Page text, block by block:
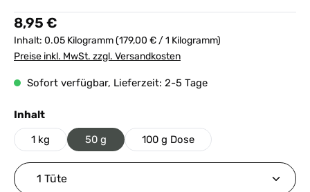
Regulärer Preis:
8,95 €
Inhalt: 0.05 Kilogramm(179,00 € / 1 Kilogramm)
Preise inkl. MwSt. zzgl. Versandkosten
Sofort verfügbar, Lieferzeit: 2-5 Tage
Inhaltauswählen
1 kg 50 g 100 g Dose
Produkt Anzahl: Gib den gewünschten Wert ein